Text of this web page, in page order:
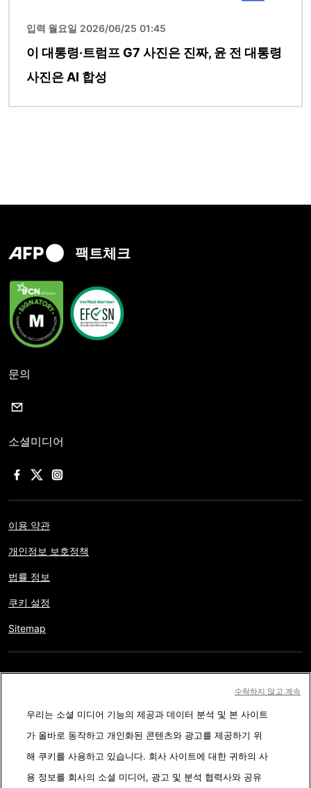
입력 월요일 2026/06/25 01:45
이 대통령·트럼프 G7 사진은 진짜, 윤 전 대통령
사진은 AI 합성
팩트체크
문의
소셜미디어
이용 약관
개인정보 보호정책
법률 정보
쿠키 설정
Sitemap
AFP와 계약 없이 저작물의 일부나 전체를 복사, 출판, 방송하는 것은
엄격히 금합니다. 팩트체킹 콘텐츠 내에 묘사된 부분과 링크 형태로
첨부된 부분은 관련 정보의 이해를 돕기 위한 것입니다. AFP는 서드
파티 콘텐츠 제작자나 저작권자로 부터 어떤 권한도 받지 않았기에
우리는 소셜 미디어 기능의 제공과 데이터 분석 및 본 사이트
가 올바로 동작하고 개인화된 콘텐츠와 광고를 제공하기 위
해 쿠키를 사용하고 있습니다. 회사 사이트에 대한 귀하의 사
용 정보를 회사의 소셜 미디어, 광고 및 분석 협력사와 공유
수락하지 않고 계속